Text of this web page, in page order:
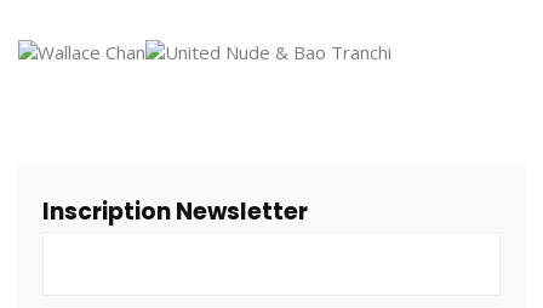
Inscription Newsletter